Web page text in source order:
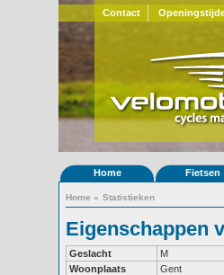
Contact
Home Fietsen
Home » Statistieken
Eigenschappen
Geslacht
M
Woonplaats
Gent